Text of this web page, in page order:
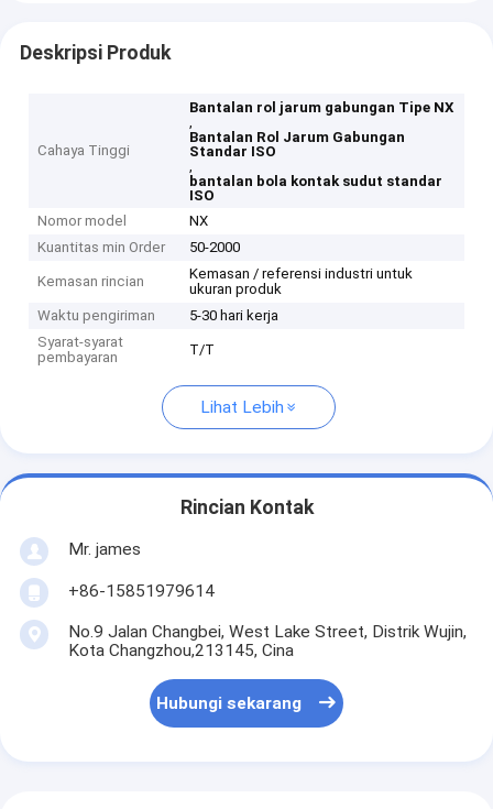
Deskripsi Produk
Cahaya Tinggi
Bantalan rol jarum gabungan Tipe NX
,
Bantalan Rol Jarum Gabungan
Standar ISO
,
bantalan bola kontak sudut standar
ISO
Nomor model
NX
Kuantitas min Order
50-2000
Kemasan rincian
Kemasan / referensi industri untuk
ukuran produk
Waktu pengiriman
5-30 hari kerja
Syarat-syarat
pembayaran
T/T
Lihat Lebih
Rincian Kontak
Mr. james
+86-15851979614
No.9 Jalan Changbei, West Lake Street, Distrik Wujin,
Kota Changzhou,213145, Cina
Hubungi sekarang